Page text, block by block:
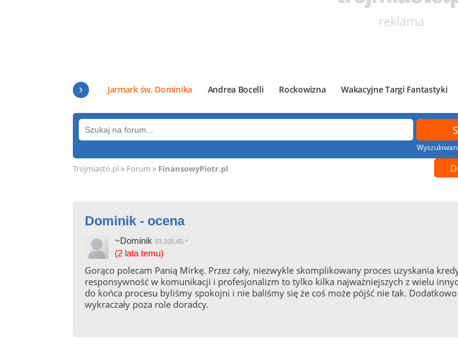
Jarmark św. Dominika Andrea Bocelli Rockowizna Wakacyjne Targi Fantastyki
Trojmiasto.pl » Forum » FinansowyPiotr.pl
Dominik - ocena
~Dominik 93.105.65.*
(2 lata temu)
Gorąco polecam Panią Mirkę. Przez cały, niezwykle skomplikowany proces uzyskania
responsywność w komunikacji i profesjonalizm to tylko kilka najważniejszych z wielu
do końca procesu byliśmy spokojni i nie baliśmy się że coś może pójść nie tak.
wykraczały poza role doradcy.